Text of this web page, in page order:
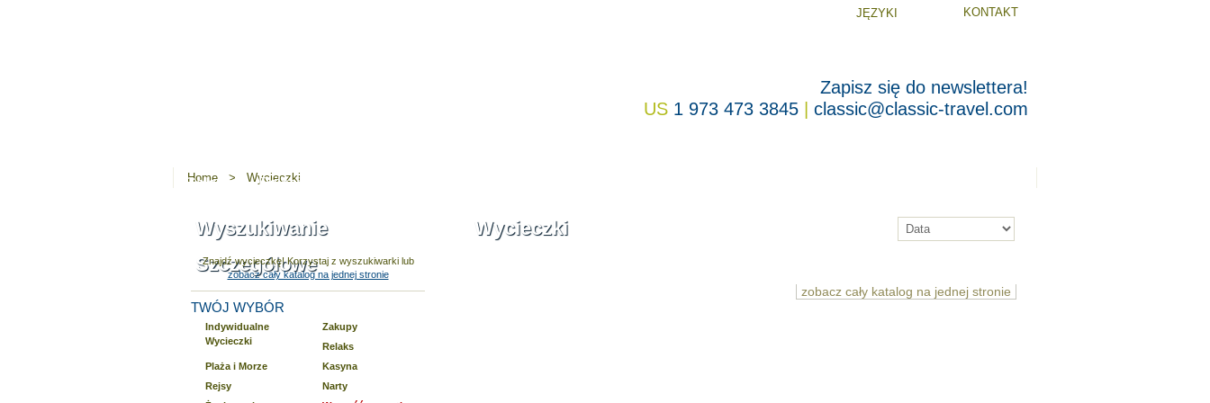
KONTAKT
JĘZYKI
Zapisz się do newslettera!
US1 973 473 3845|classic@classic-travel.com
Home > Wycieczki
Wycieczki
zobacz cały katalog na jednej stronie
Wyszukiwanie Szczegółowe
Znajdź wycieczkę! Korzystaj z wyszukiwarki lub
zobacz cały katalog na jednej stronie
TWÓJ WYBÓR
Indywidualne
Wycieczki
Zakupy
Relaks
Plaża i Morze
Kasyna
Rejsy
Narty